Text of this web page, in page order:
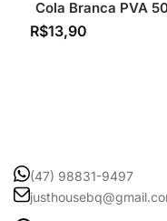
Cola Branca PVA
R$13,90
(47) 98831-9497